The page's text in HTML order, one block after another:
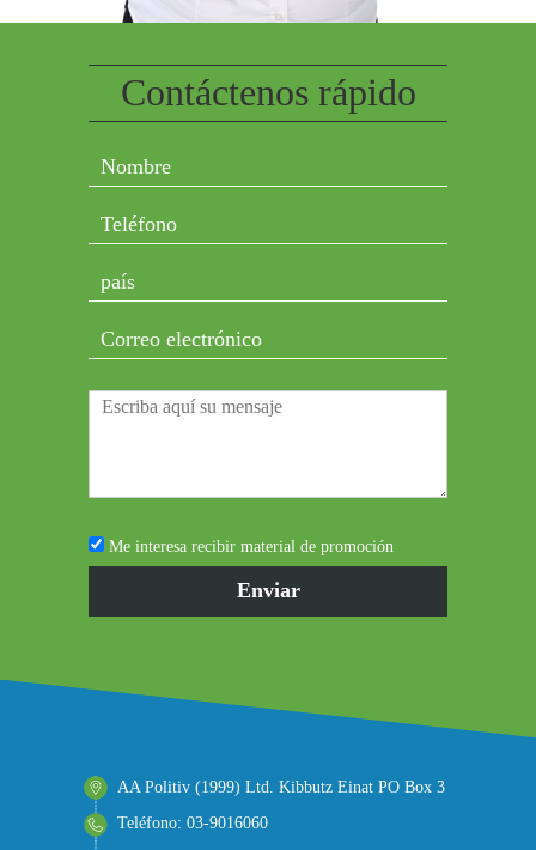
Contáctenos rápido
Me interesa recibir material de promoción
AA Politiv (1999) Ltd. Kibbutz Einat PO Box 3
Teléfono: 03-9016060